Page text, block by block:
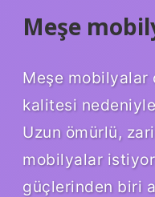
Meşe
Meşe
kalitesi
Uzun ömürlü,
mobilyalar
güçlerinden biri